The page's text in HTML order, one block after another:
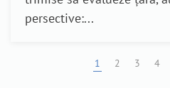
persective:...
1 2 3 4